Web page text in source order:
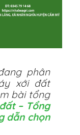
phân
xới đất
bài tổng
– Tổng
dẫn chọn